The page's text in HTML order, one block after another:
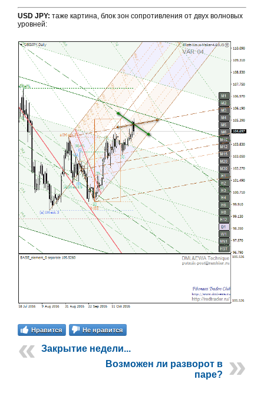
USD JPY: таже картина, блок зон сопротивления от двух волновых
уровней:
Нравится Не нравится
Закрытие недели...
Возможен ли разворот в
паре?